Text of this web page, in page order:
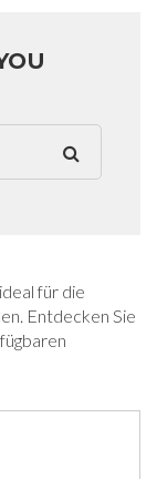
für die
Entdecken Sie